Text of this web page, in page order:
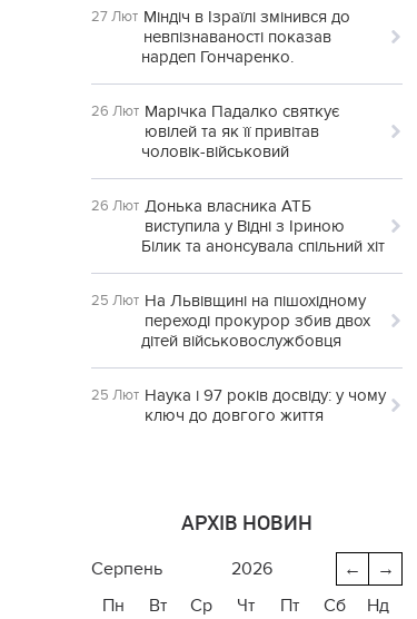
27 Лют Міндіч в Ізраїлі змінився до
невпізнаваності показав
нардеп Гончаренко.
26 Лют Марічка Падалко святкує
ювілей та як її привітав
чоловік-військовий
26 Лют Донька власника АТБ
виступила у Відні з Іриною
Білик та анонсувала спільний хіт
25 Лют На Львівщині на пішохідному
переході прокурор збив двох
дітей військовослужбовця
25 Лют Наука і 97 років досвіду: у чому
ключ до довгого життя
АРХІВ НОВИН
→
←
серпень
2026
Пн
Вт Ср Чт Пт Сб Нд